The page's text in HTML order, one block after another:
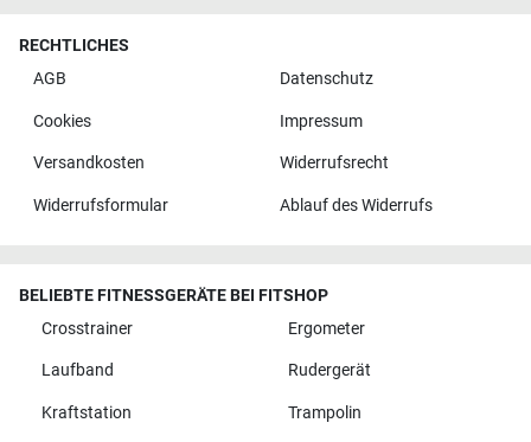
RECHTLICHES
AGB
Datenschutz
Cookies Impressum
Versandkosten Widerrufsrecht
Widerrufsformular Ablauf des Widerrufs
BELIEBTE FITNESSGERÄTE BEI FITSHOP
Crosstrainer
Ergometer
Laufband Rudergerät
Kraftstation Trampolin